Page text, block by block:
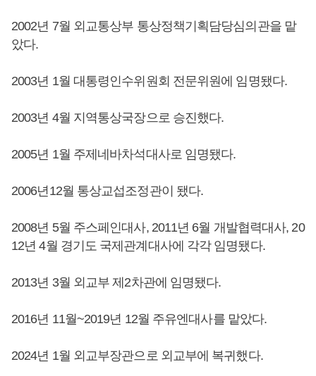
2002년 7월 외교통상부 통상정책기획담당심의관을 맡
았다.
2003년 1월 대통령인수위원회 전문위원에 임명됐다.
2003년 4월 지역통상국장으로 승진했다.
2005년 1월 주제네바차석대사로 임명됐다.
2006년12월 통상교섭조정관이 됐다.
2008년 5월 주스페인대사, 2011년 6월 개발협력대사, 20
12년 4월 경기도 국제관계대사에 각각 임명됐다.
2013년 3월 외교부 제2차관에 임명됐다.
2016년 11월~2019년 12월 주유엔대사를 맡았다.
2024년 1월 외교부장관으로 외교부에 복귀했다.